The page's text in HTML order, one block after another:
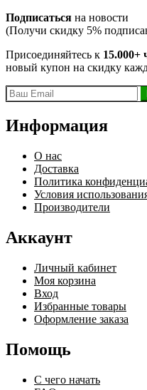
Подписаться на новости
(Получи скидку 5%
Присоединяйтесь к 15.000+
новый купон на скидку
Информация
О нас
Доставка
Политика
Условия
Производители
Аккаунт
Личный кабинет
Моя корзина
Вход
Избранные товары
Оформление заказа
Помощь
С чего начать